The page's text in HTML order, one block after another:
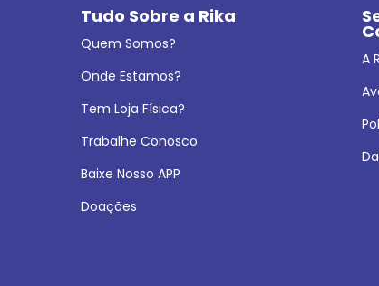
Tudo Sobre a Rika
Quem Somos?
Onde Estamos?
Tem Loja Física?
Trabalhe Conosco
Baixe Nosso APP
Doações
A